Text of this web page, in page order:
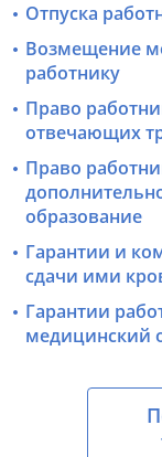
Отпуска
Возмещение
работнику
Право
отвечающих
Право
образование
Гарантии и
сдачи ими
Гарантии
медицинский